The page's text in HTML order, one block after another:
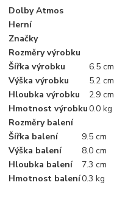
Dolby Atmos
Herní
Značky
Rozměry výrobku
Šířka výrobku
6.5 cm
Výška výrobku
5.2 cm
Hloubka výrobku
2.9 cm
Hmotnost výrobku0.0 kg
Rozměry balení
Šířka balení
9.5 cm
Výška balení
8.0 cm
Hloubka balení
7.3 cm
Hmotnost balení0.3 kg